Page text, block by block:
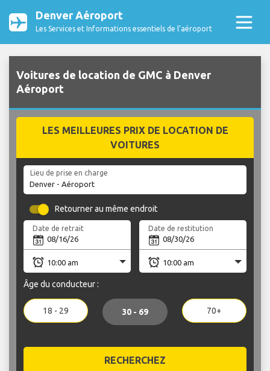
Denver Aéroport
Les Services et Informations essentiels de l’aéroport
Voitures de location de GMC à Denver
Aéroport
LES MEILLEURES PRIX DE LOCATION DE
VOITURES
Lieu de prise en charge
Retourner au même endroit
Date de retrait Date de restitution
Âge du conducteur :
18 - 29 30 - 69 70+
RECHERCHEZ